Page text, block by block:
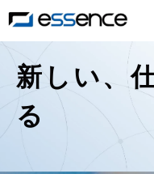
ニュ
新しい、
る